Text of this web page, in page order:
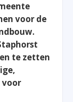
voor de
te zetten
voor